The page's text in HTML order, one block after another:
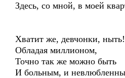
Здесь, со мной, в моей
Хватит же, девчонки, ныть!
Обладая миллионом,
Точно так же можно быть
И больным, и